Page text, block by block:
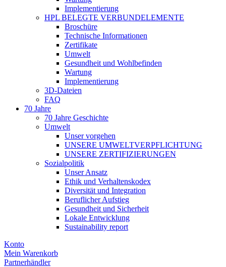
Implementierung
HPL BELEGTE VERBUNDELEMENTE
Broschüre
Technische Informationen
Zertifikate
Umwelt
Gesundheit und Wohlbefinden
Wartung
Implementierung
3D-Dateien
FAQ
70 Jahre
70 Jahre Geschichte
Umwelt
Unser vorgehen
UNSERE UMWELTVERPFLICHTUNG
UNSERE ZERTIFIZIERUNGEN
Sozialpolitik
Unser Ansatz
Ethik und Verhaltenskodex
Diversität und Integration
Beruflicher Aufstieg
Gesundheit und Sicherheit
Lokale Entwicklung
Sustainability report
Konto
Mein Warenkorb
Partnerhändler